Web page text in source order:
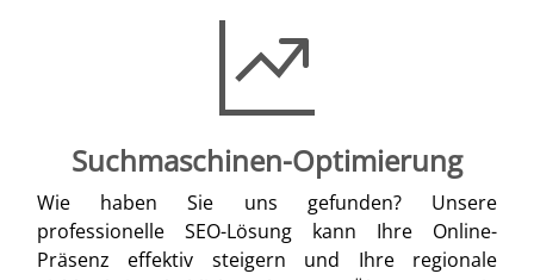
Suchmaschinen-Optimierung
Wie haben Sie uns gefunden? Unsere
professionelle SEO-Lösung kann Ihre Online-
Präsenz effektiv steigern und Ihre regionale